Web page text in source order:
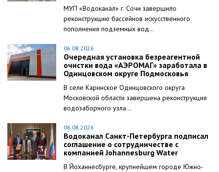
МУП «Водоканал» г. Сочи завершило
реконструкцию бассейнов искусственного
пополнения подземных вод...
06.08.2026
Очередная установка безреагентной
очистки вода «АЭРОМАГ» заработала в
Одинцовском округе Подмосковья
В селе Каринское Одинцовского округа
Московской области завершена реконструкция
водозаборного узла...
06.08.2026
Водоканал Санкт-Петербурга подписал
соглашение о сотрудничестве с
компанией Johannesburg Water
В Йоханнесбурге, крупнейшем городе Южно-